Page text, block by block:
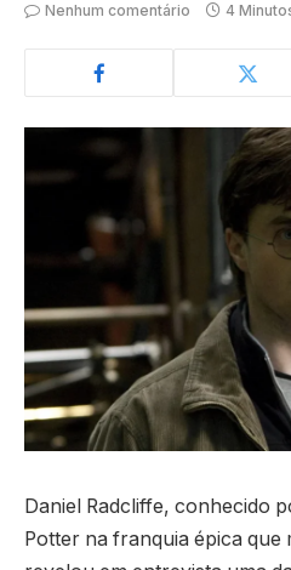
Nenhum comentário
4
Daniel Radcliffe, conhecido
Potter na franquia épica